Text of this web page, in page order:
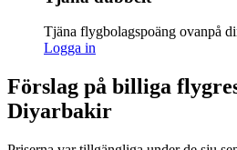
Tjäna flygbolagspoäng ovanpå
Logga in
Förslag på billiga
Diyarbakir